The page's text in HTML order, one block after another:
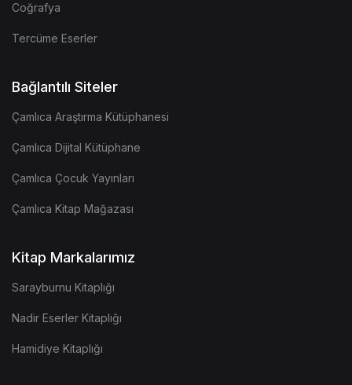
Coğrafya
Tercüme Eserler
Bağlantılı Siteler
Çamlıca Araştırma Kütüphanesi
Çamlıca Dijital Kütüphane
Çamlıca Çocuk Yayınları
Çamlıca Kitap Mağazası
Kitap Markalarımız
Sarayburnu Kitaplığı
Nadir Eserler Kitaplığı
Hamidiye Kitaplığı